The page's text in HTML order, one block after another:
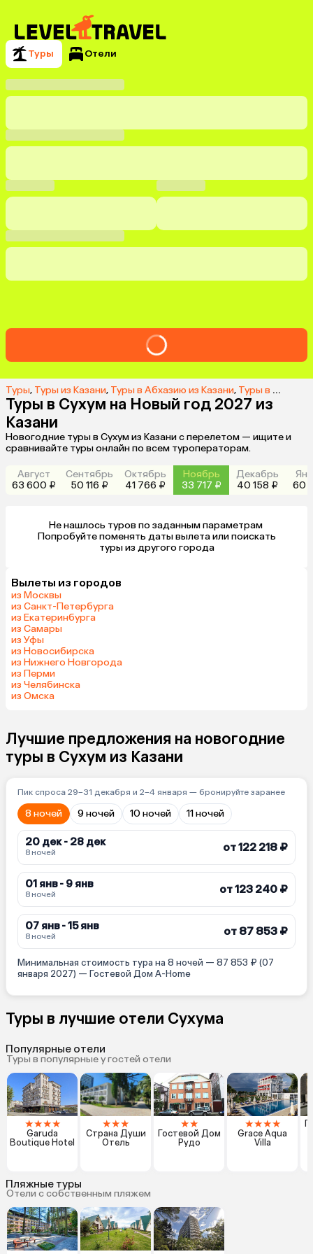
Туры Отели
Туры, Туры из Казани, Туры в Абхазию из Казани, Туры в Сухум из Казани
Туры в Сухум на Новый год 2027 из
Казани
Новогодние туры в Сухум из Казани с перелетом — ищите и
сравнивайте туры онлайн по всем туроператорам.
Август
63 600 ₽
Сентябрь
50 116 ₽
Октябрь
41 766 ₽
Ноябрь
33 717 ₽
Декабрь
40 158 ₽
60
Не нашлось туров по заданным параметрам
туры из другого города
Вылеты из городов
из Москвы
из Санкт-Петербурга
из Екатеринбурга
из Самары
из Уфы
из Новосибирска
из Нижнего Новгорода
из Перми
из Челябинска
из Омска
Лучшие предложения на новогодние
туры в Сухум из Казани
Пик спроса 29–31 декабря и 2–4 января — бронируйте заранее
8 ночей 9 ночей 10 ночей 11 ночей
20 дек - 28 дек
8 ночей от 122 218 ₽
01 янв - 9 янв
8 ночей от 123 240 ₽
07 янв - 15 янв
8 ночей от 87 853 ₽
Минимальная стоимость тура на 8 ночей — 87 853 ₽ (07
января 2027) — Гостевой Дом A-Home
Туры в лучшие отели Сухума
Популярные отели
Туры в популярные у гостей отели
★★★★
Garuda
Boutique Hotel
★★★
Страна Души
Отель
★★
Гостевой Дом
Рудо
★★★★
Grace Aqua
Villa
Пляжные туры
Отели с собственным пляжем